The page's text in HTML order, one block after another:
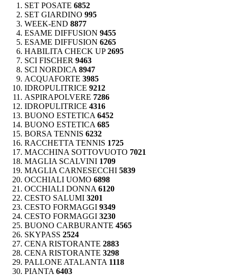
SET POSATE 6852
SET GIARDINO 995
WEEK-END 8877
ESAME DIFFUSION 9455
ESAME DIFFUSION 6265
HABILITA CHECK UP2695
SCI FISCHER 9463
SCI NORDICA 8947
ACQUAFORTE 3985
IDROPULITRICE 9212
ASPIRAPOLVERE 7286
IDROPULITRICE 4316
BUONO ESTETICA 6452
BUONO ESTETICA 685
BORSA TENNIS 6232
RACCHETTA TENNIS 1725
MACCHINA SOTTOVUOTO 7021
MAGLIA SCALVINI 1709
MAGLIA CARNESECCHI 5839
OCCHIALI UOMO 6898
OCCHIALI DONNA 6120
CESTO SALUMI 3201
CESTO FORMAGGI 9349
CESTO FORMAGGI 3230
BUONO CARBURANTE 4565
SKYPASS 2524
CENA RISTORANTE 2883
CENA RISTORANTE 3298
PALLONE ATALANTA 1118
PIANTA 6403